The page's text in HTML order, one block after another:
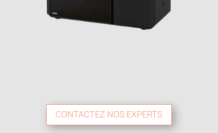
CONTACTEZ NOS EXPERTS